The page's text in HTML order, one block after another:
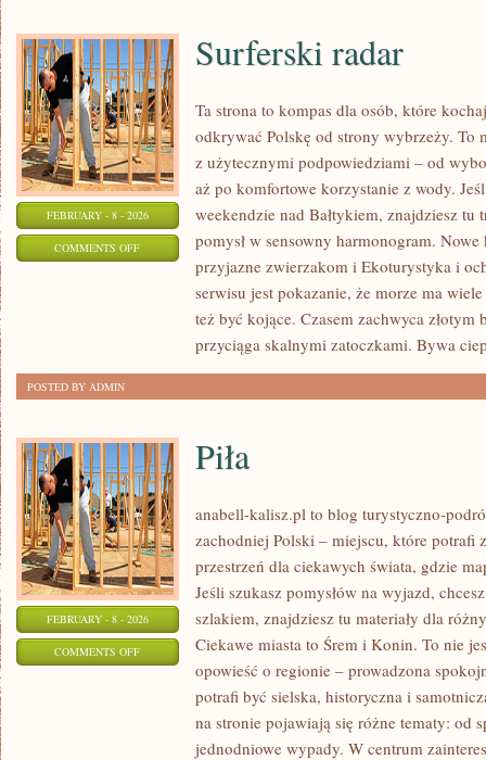
FEBRUARY - 8 - 2026
COMMENTS OFFON
SURFERSKI
Surferski radar
Ta strona to kompas dla osób, które
odkrywać Polskę od strony wybrzeży. To
z użytecznymi podpowiedziami – od
aż po komfortowe korzystanie z wody.
weekendzie nad Bałtykiem, znajdziesz
pomysł w sensowny harmonogram.
przyjazne zwierzakom i Ekoturystyka i
serwisu jest pokazanie, że morze ma
też być kojące. Czasem zachwyca złotym
przyciąga skalnymi zatoczkami. Bywa
POSTED BY ADMIN
FEBRUARY - 8 - 2026
COMMENTS OFFON
Piła
anabell-kalisz.pl to blog turystyczno-
zachodniej Polski – miejscu, które potrafi
przestrzeń dla ciekawych świata, gdzie
Jeśli szukasz pomysłów na wyjazd,
szlakiem, znajdziesz tu materiały dla
Ciekawe miasta to Śrem i Konin. To nie
opowieść o regionie – prowadzona
potrafi być sielska, historyczna i
na stronie pojawiają się różne tematy: od
jednodniowe wypady. W centrum